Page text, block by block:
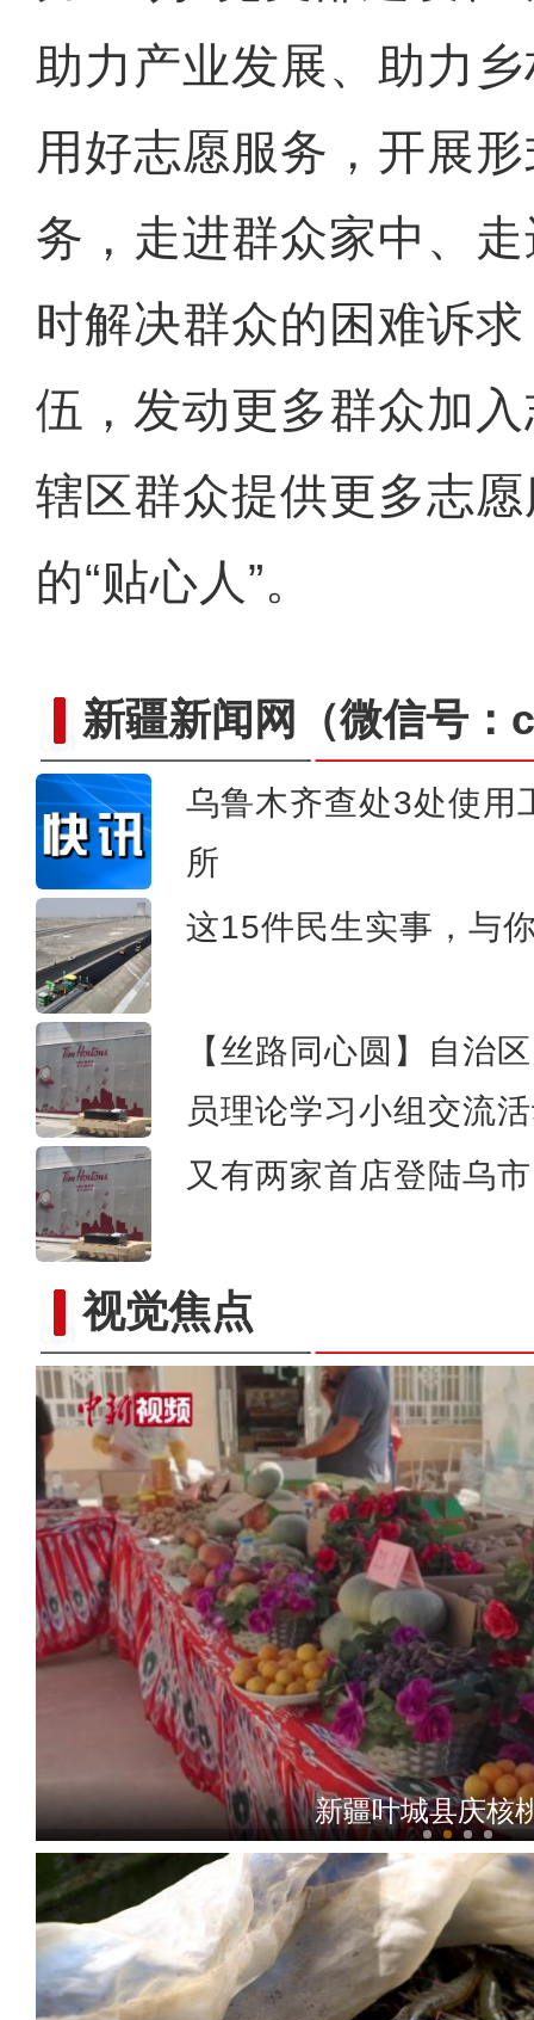
助力产业发展、助力
用好志愿服务，开展
务，走进群众家中、
时解决群众的困难诉
伍，发动更多群众加
辖区群众提供更多志
的“贴心人”。
新疆新闻网 （微信号
乌鲁木齐查处3处使用
所
这15件民生实事，与
【丝路同心圆】自治
员理论学习小组交流
又有两家首店登陆乌
视觉焦点新疆库车现代农业科创中心
新疆叶城县庆核